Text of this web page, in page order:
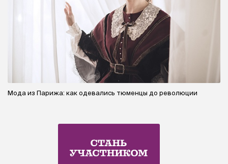
Мода из Парижа: как одевались тюменцы до революции